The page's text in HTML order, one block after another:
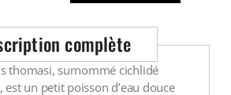
complète
thomasi, surnommé cichlidé
un petit poisson d’eau douce